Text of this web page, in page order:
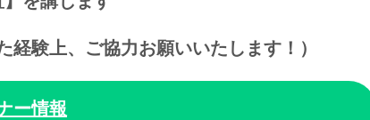
経験上、ご協力お願いいたします！）
ー情報